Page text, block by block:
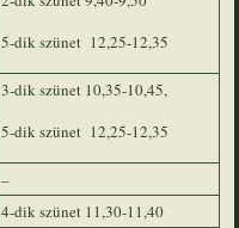
5-dik szünet 12,25-12,35
3-dik szünet 10,35-10,45,
5-dik szünet 12,25-12,35
–
4-dik szünet 11,30-11,40